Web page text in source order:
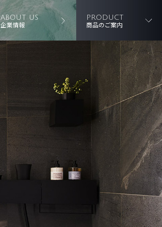
ABOUT US
企業情報
PRODUCT
商品のご案内